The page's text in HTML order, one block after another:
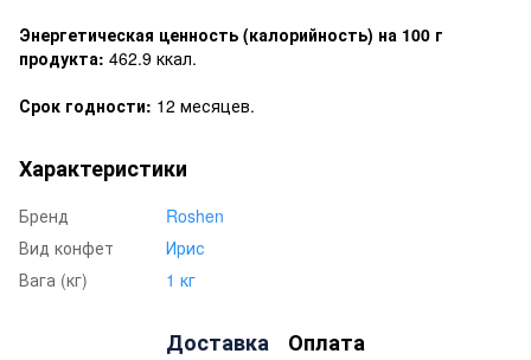
Энергетическая ценность (калорийность) на 100 г
продукта: 462.9 ккал.
Срок годности: 12 месяцев.
Характеристики
Бренд
Roshen
Вид конфет
Ирис
Вага (кг)
1 кг
Доставка Оплата